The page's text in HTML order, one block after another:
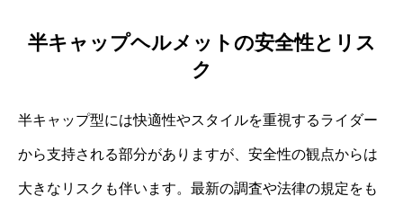
半キャップヘルメットの安全性とリス
ク
半キャップ型には快適性やスタイルを重視するライダー
から支持される部分がありますが、安全性の観点からは
大きなリスクも伴います。最新の調査や法律の規定をも